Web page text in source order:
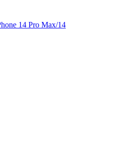
14 Pro Max/14